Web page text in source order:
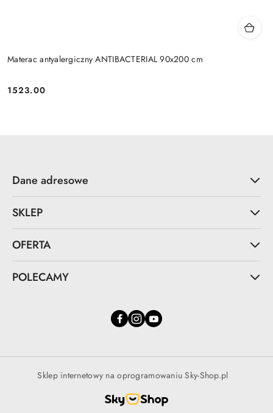
Materac antyalergiczny ANTIBACTERIAL 90x200 cm
Cena:
1523.00
Dane adresowe
SKLEP
OFERTA
POLECAMY
Sklep internetowy na oprogramowaniu Sky-Shop.pl